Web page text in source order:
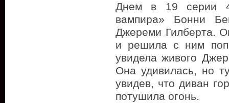
Днем в 19 серии 4
вампира» Бонни
Джереми Гилберта.
и решила с ним
увидела живого
Она удивилась, но
увидев, что диван
потушила огонь.